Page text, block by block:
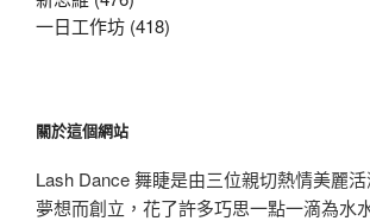
一日工作坊 (418)
關於這個網站
Lash Dance 舞睫是由三位親切熱情美麗
夢想而創立，花了許多巧思一點一滴為水